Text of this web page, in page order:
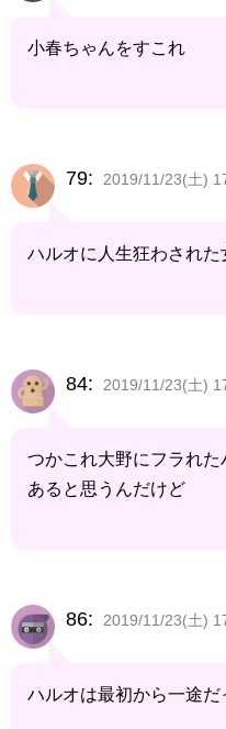
小春ちゃんをすこれ
79: 2019/11/23(土)
ハルオに人生狂わされた
84: 2019/11/23(土)
つかこれ大野にフラれ
あると思うんだけど
86: 2019/11/23(土)
ハルオは最初から一途だ